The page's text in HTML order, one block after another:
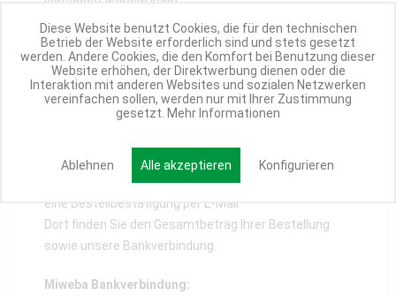
Klarna SOFORT entspricht damit den hohen
Sicherheitsstandards des Online-Bankings und
verfügt über TÜV-geprüften Datenschutz.
Nach erfolgreichem Bestellabschluss erhalten Sie
eine Bestellbestätigung per E-Mail.
Dort finden Sie den Gesamtbetrag Ihrer Bestellung
sowie unsere Bankverbindung.
Miweba Bankverbindung:
Diese Website benutzt Cookies, die für den technischen
Betrieb der Website erforderlich sind und stets gesetzt
werden. Andere Cookies, die den Komfort bei Benutzung dieser
Website erhöhen, der Direktwerbung dienen oder die
Interaktion mit anderen Websites und sozialen Netzwerken
vereinfachen sollen, werden nur mit Ihrer Zustimmung
gesetzt. Mehr Informationen
Ablehnen Alle akzeptieren Konfigurieren